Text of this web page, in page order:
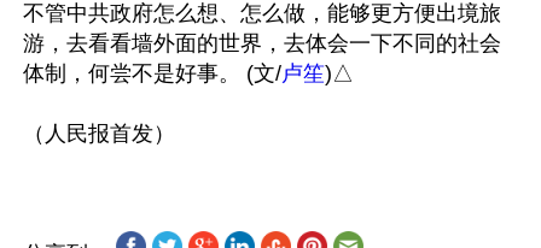
不管中共政府怎么想、怎么做，能够更方便出境旅
游，去看看墙外面的世界，去体会一下不同的社会
体制，何尝不是好事。 (文/卢笙)△